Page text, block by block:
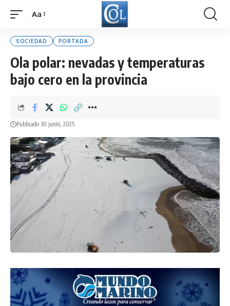
Font
Aa
SOCIEDAD PORTADA
Ola polar: nevadas y temperaturas
bajo cero en la provincia
Publicado 30 junio, 2025